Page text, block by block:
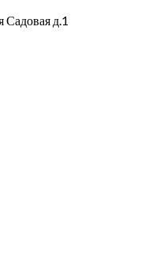
Садовая д.1